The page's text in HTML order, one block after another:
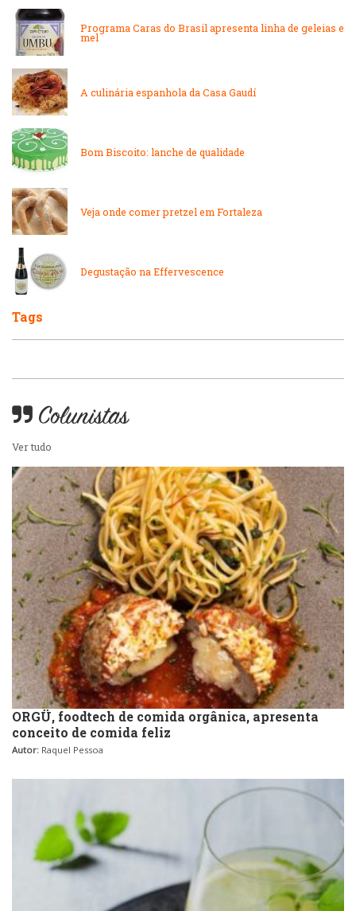
Lanchonetes
Massas
Portuguesa
Lanchonetes
Pizzarias
Portuguesa
Programa Caras do Brasil apresenta linha de geleias e
mel
A culinária espanhola da Casa Gaudí
Bom Biscoito: lanche de qualidade
Veja onde comer pretzel em Fortaleza
Degustação na Effervescence
Tags
Colunistas
Ver tudo
ORGÜ, foodtech de comida orgânica, apresenta
conceito de comida feliz
Autor: Raquel Pessoa